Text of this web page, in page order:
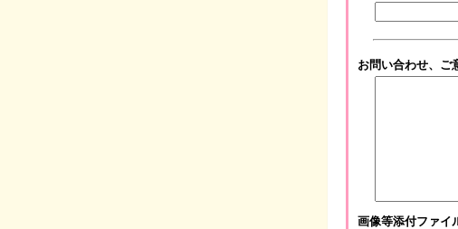
お問い合わせ、ご
画像等添付ファイ